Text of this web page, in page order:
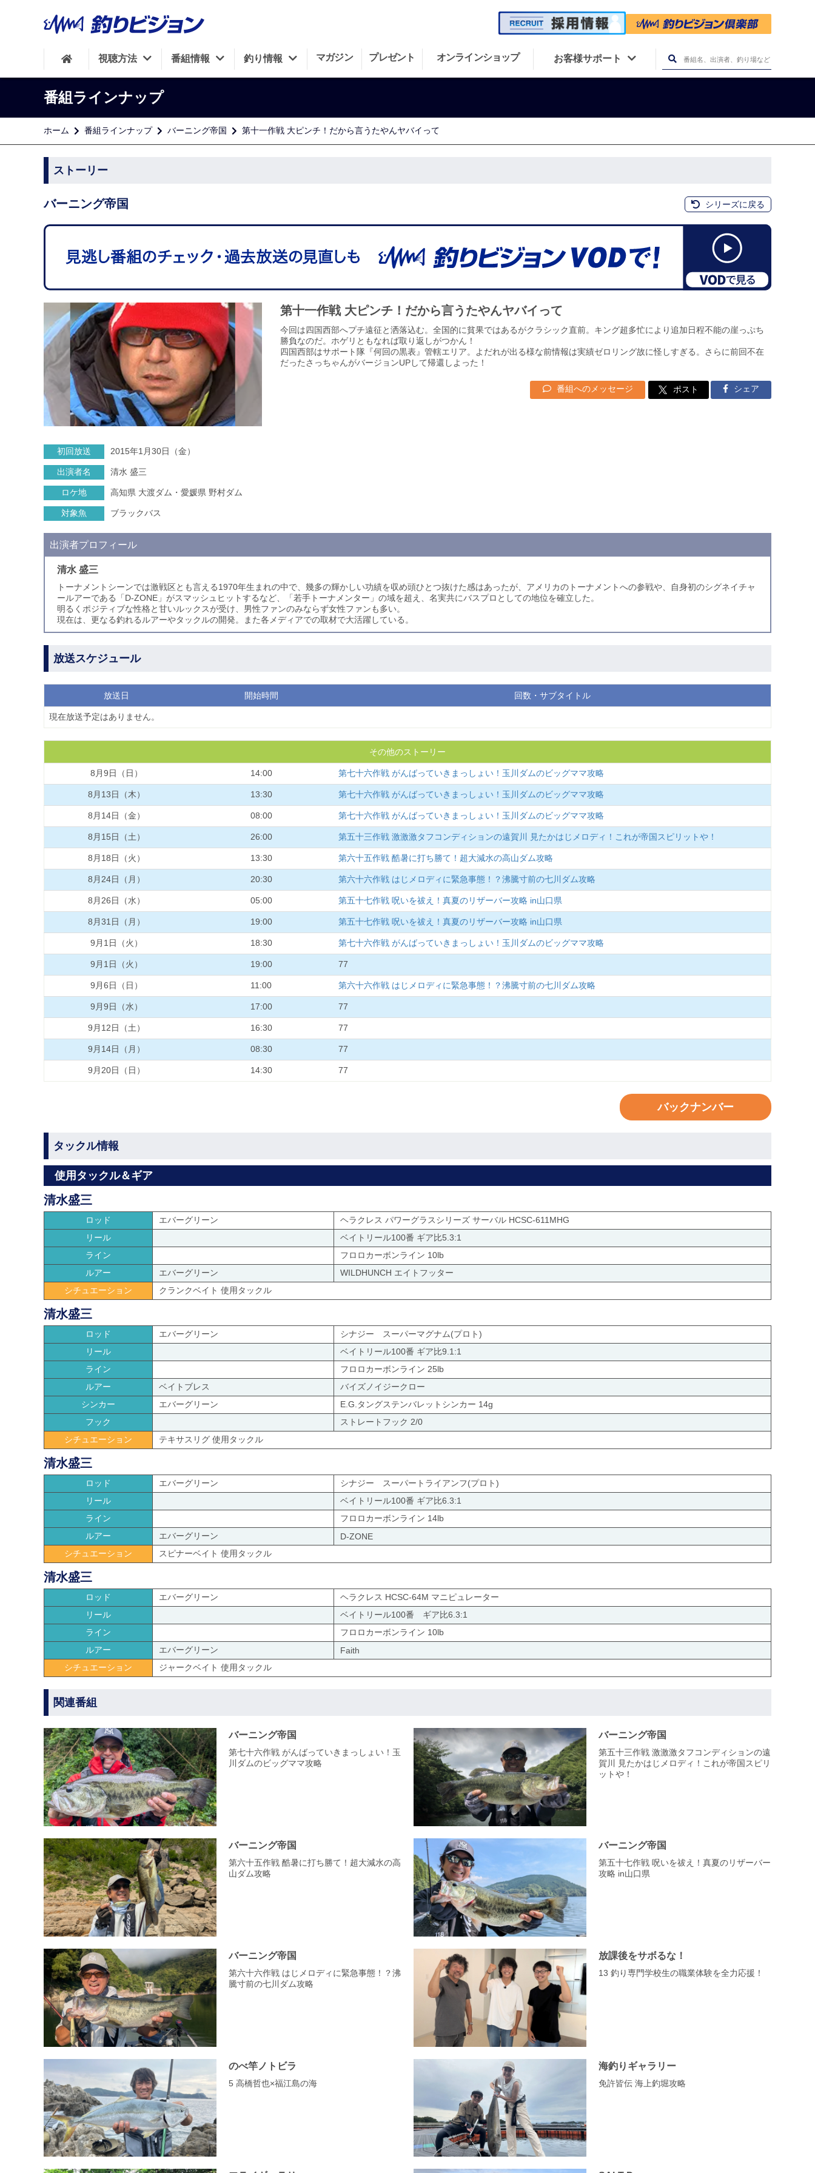
視聴方法 番組情報 釣り情報 マガジン プレゼント オンラインショップ お客様サポート
番組ラインナップ
ホーム 番組ラインナップ バーニング帝国 第十一作戦 大ピンチ！だから言うたやんヤバイって
ストーリー
バーニング帝国 シリーズに戻る
第十一作戦 大ピンチ！だから言うたやんヤバイって
今回は四国西部へプチ遠征と洒落込む。全国的に貧果ではあるがクラシック直前。キング超多忙により追加日程不能の崖っぷち
勝負なのだ。ホゲリともなれば取り返しがつかん！
四国西部はサポート隊『何回の黒表』管轄エリア。よだれが出る様な前情報は実績ゼロリング故に怪しすぎる。さらに前回不在
だったさっちゃんがバージョンUPして帰還しよった！
番組へのメッセージ ポスト シェア
初回放送 2015年1月30日（金）
出演者名 清水 盛三
ロケ地 高知県 大渡ダム・愛媛県 野村ダム
対象魚 ブラックバス
出演者プロフィール
清水 盛三
トーナメントシーンでは激戦区とも言える1970年生まれの中で、幾多の輝かしい功績を収め頭ひとつ抜けた感はあったが、アメリカのトーナメントへの参戦や、自身初のシグネイチャ
ールアーである「D-ZONE」がスマッシュヒットするなど、「若手トーナメンター」の域を超え、名実共にバスプロとしての地位を確立した。
明るくポジティブな性格と甘いルックスが受け、男性ファンのみならず女性ファンも多い。
現在は、更なる釣れるルアーやタックルの開発。また各メディアでの取材で大活躍している。
放送スケジュール
放送日 開始時間 回数・サブタイトル
現在放送予定はありません。
その他のストーリー
8月9日（日） 14:00 第七十六作戦 がんばっていきまっしょい！玉川ダムのビッグママ攻略
8月13日（木） 13:30 第七十六作戦 がんばっていきまっしょい！玉川ダムのビッグママ攻略
8月14日（金） 08:00 第七十六作戦 がんばっていきまっしょい！玉川ダムのビッグママ攻略
8月15日（土） 26:00 第五十三作戦 激激激タフコンディションの遠賀川 見たかはじメロディ！これが帝国スピリットや！
8月18日（火） 13:30 第六十五作戦 酷暑に打ち勝て！超大減水の高山ダム攻略
8月24日（月） 20:30 第六十六作戦 はじメロディに緊急事態！？沸騰寸前の七川ダム攻略
8月26日（水） 05:00 第五十七作戦 呪いを祓え！真夏のリザーバー攻略 in山口県
8月31日（月） 19:00 第五十七作戦 呪いを祓え！真夏のリザーバー攻略 in山口県
9月1日（火） 18:30 第七十六作戦 がんばっていきまっしょい！玉川ダムのビッグママ攻略
9月1日（火） 19:00 77
9月6日（日） 11:00 第六十六作戦 はじメロディに緊急事態！？沸騰寸前の七川ダム攻略
9月9日（水） 17:00 77
9月12日（土） 16:30 77
9月14日（月） 08:30 77
9月20日（日） 14:30 77
バックナンバー
タックル情報
使用タックル＆ギア
清水盛三
ロッド エバーグリーン
ヘラクレス パワーグラスシリーズ サーバル HCSC-611MHG
リール
ベイトリール100番 ギア比5.3:1
ライン
フロロカーボンライン 10lb
ルアー
エバーグリーン
WILDHUNCH エイトフッター
シチュエーション
クランクベイト 使用タックル
清水盛三
ロッド エバーグリーン
シナジー スーパーマグナム(プロト)
リール
ベイトリール100番 ギア比9.1:1
ライン
フロロカーボンライン 25lb
ルアー
ベイトブレス
バイズノイジークロー
シンカー
エバーグリーン
E.G.タングステンバレットシンカー 14g
フック
ストレートフック 2/0
シチュエーション
テキサスリグ 使用タックル
清水盛三
ロッド エバーグリーン
シナジー スーパートライアンフ(プロト)
リール
ベイトリール100番 ギア比6.3:1
ライン
フロロカーボンライン 14lb
ルアー
エバーグリーン
D-ZONE
シチュエーション
スピナーベイト 使用タックル
清水盛三
ロッド エバーグリーン
ヘラクレス HCSC-64M マニピュレーター
リール
ベイトリール100番 ギア比6.3:1
ライン
フロロカーボンライン 10lb
ルアー
エバーグリーン
Faith
シチュエーション
ジャークベイト 使用タックル
関連番組
バーニング帝国
第七十六作戦 がんばっていきまっしょい！玉
川ダムのビッグママ攻略
バーニング帝国
第五十三作戦 激激激タフコンディションの遠
賀川 見たかはじメロディ！これが帝国スピリ
ットや！
バーニング帝国
第六十五作戦 酷暑に打ち勝て！超大減水の高
山ダム攻略
バーニング帝国
第五十七作戦 呪いを祓え！真夏のリザーバー
攻略 in山口県
バーニング帝国
第六十六作戦 はじメロディに緊急事態！？沸
騰寸前の七川ダム攻略
放課後をサボるな！
13 釣り専門学校生の職業体験を全力応援！
のべ竿ノトビラ
5 高橋哲也×福江島の海
海釣りギャラリー
免許皆伝 海上釣堀攻略